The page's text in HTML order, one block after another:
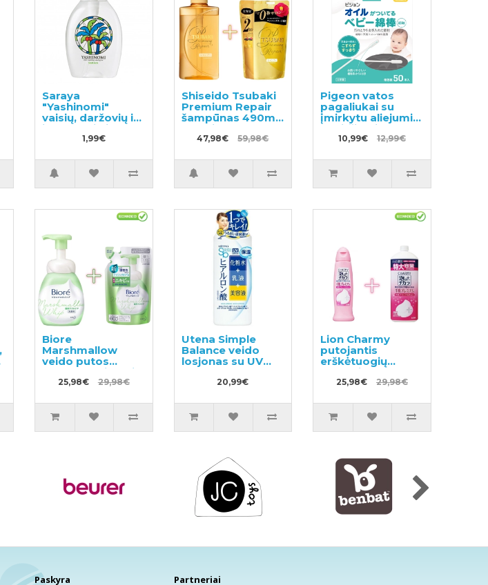
Saraya
"Yashinomi"
vaisių, daržovių ir
indų ploviklis,
pavyzdys 50ml
1,99€
Shiseido Tsubaki
Premium Repair
šampūnas 490ml
+ papildymas
660ml
47,98€ 59,98€
Pigeon vatos
pagaliukai su
įmirkytu aliejumi
paviršiumi 50vnt
10,99€ 12,99€
Biore
Marshmallow
veido putos
spuoguotai odai
150ml + užpildas
25,98€ 29,98€
Utena Simple
Balance veido
losjonas su UV
20,99€
Lion Charmy
putojantis
erškėtuogių
kvapo indų
ploviklis 240ml +
25,98€ 29,98€
Paskyra Partneriai